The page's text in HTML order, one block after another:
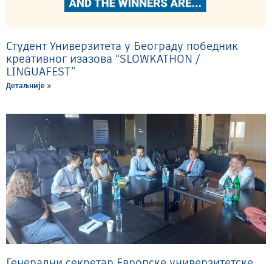
Студент Универзитета у Београду победник
креативног изазова “SLOWKATHON /
LINGUAFEST”
Детаљније »